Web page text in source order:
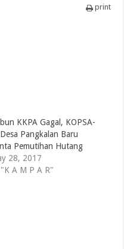
print
KKPA Gagal, KOPSA-
Pangkalan Baru
Pemutihan Hutang
28, 2017
A M P A R"